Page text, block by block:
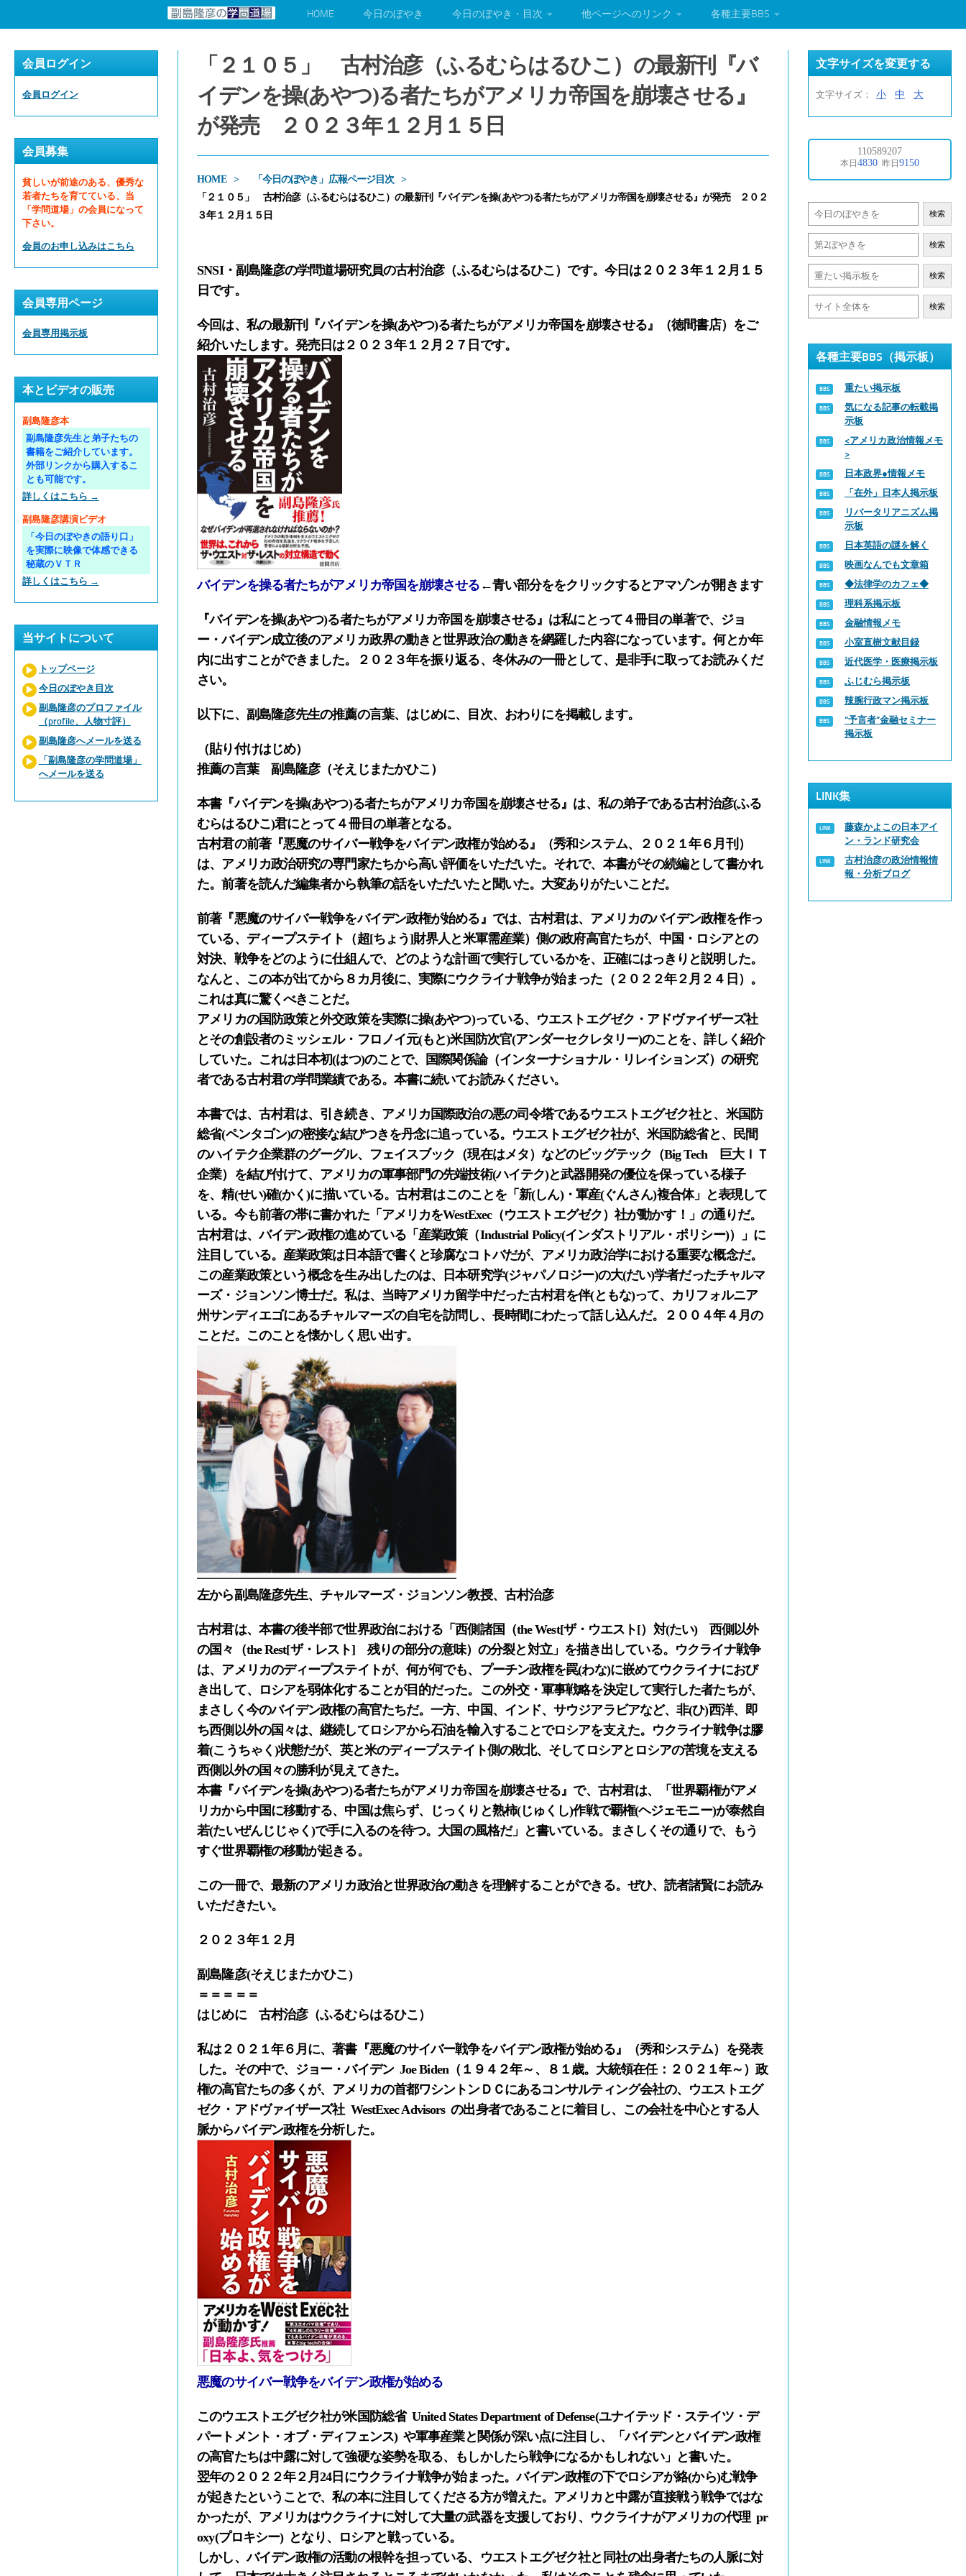
HOME 今日のぼやき 今日のぼやき・目次 他ページへのリンク 各種主要BBS
「２１０５」 古村治彦（ふるむらはるひこ）の最新刊『バ
イデンを操(あやつ)る者たちがアメリカ帝国を崩壊させる』
が発売 ２０２３年１２月１５日
HOME
「今日のぼやき」広報ページ目次
「２１０５」 古村治彦（ふるむらはるひこ）の最新刊『バイデンを操(あやつ)る者たちがアメリカ帝国を崩壊させる』が発売 ２０２
３年１２月１５日
SNSI・副島隆彦の学問道場研究員の古村治彦（ふるむらはるひこ）です。今日は２０２３年１２月１５
日です。
今回は、私の最新刊『バイデンを操(あやつ)る者たちがアメリカ帝国を崩壊させる』（徳間書店）をご
紹介いたします。発売日は２０２３年１２月２７日です。
バイデンを操る者たちがアメリカ帝国を崩壊させる ←青い部分ををクリックするとアマゾンが開きます
『バイデンを操(あやつ)る者たちがアメリカ帝国を崩壊させる』は私にとって４冊目の単著で、ジョ
ー・バイデン成立後のアメリカ政界の動きと世界政治の動きを網羅した内容になっています。何とか年
内に出すことができました。２０２３年を振り返る、冬休みの一冊として、是非手に取ってお読みくだ
さい。
以下に、副島隆彦先生の推薦の言葉、はじめに、目次、おわりにを掲載します。
（貼り付けはじめ）
推薦の言葉 副島隆彦（そえじまたかひこ）
本書『バイデンを操(あやつ)る者たちがアメリカ帝国を崩壊させる』は、私の弟子である古村治彦(ふる
むらはるひこ)君にとって４冊目の単著となる。
古村君の前著『悪魔のサイバー戦争をバイデン政権が始める』（秀和システム、２０２１年６月刊）
は、アメリカ政治研究の専門家たちから高い評価をいただいた。それで、本書がその続編として書かれ
た。前著を読んだ編集者から執筆の話をいただいたと聞いた。大変ありがたいことだ。
前著『悪魔のサイバー戦争をバイデン政権が始める』では、古村君は、アメリカのバイデン政権を作っ
ている、ディープステイト（超[ちょう]財界人と米軍需産業）側の政府高官たちが、中国・ロシアとの
対決、戦争をどのように仕組んで、どのような計画で実行しているかを、正確にはっきりと説明した。
なんと、この本が出てから８カ月後に、実際にウクライナ戦争が始まった（２０２２年２月２４日）。
これは真に驚くべきことだ。
アメリカの国防政策と外交政策を実際に操(あやつ)っている、ウエストエグゼク・アドヴァイザーズ社
とその創設者のミッシェル・フロノイ元(もと)米国防次官(アンダーセクレタリー)のことを、詳しく紹介
していた。これは日本初(はつ)のことで、国際関係論（インターナショナル・リレイションズ）の研究
者である古村君の学問業績である。本書に続いてお読みください。
本書では、古村君は、引き続き、アメリカ国際政治の悪の司令塔であるウエストエグゼク社と、米国防
総省(ペンタゴン)の密接な結びつきを丹念に追っている。ウエストエグゼク社が、米国防総省と、民間
のハイテク企業群のグーグル、フェイスブック（現在はメタ）などのビッグテック（Big Tech 巨大ＩＴ
企業）を結び付けて、アメリカの軍事部門の先端技術(ハイテク)と武器開発の優位を保っている様子
を、精(せい)確(かく)に描いている。古村君はこのことを「新(しん)・軍産(ぐんさん)複合体」と表現して
いる。今も前著の帯に書かれた「アメリカをWestExec（ウエストエグゼク）社が動かす！」の通りだ。
古村君は、バイデン政権の進めている「産業政策（Industrial Policy(インダストリアル・ポリシー)）」に
注目している。産業政策は日本語で書くと珍腐なコトバだが、アメリカ政治学における重要な概念だ。
この産業政策という概念を生み出したのは、日本研究学(ジャパノロジー)の大(だい)学者だったチャルマ
ーズ・ジョンソン博士だ。私は、当時アメリカ留学中だった古村君を伴(ともな)って、カリフォルニア
州サンディエゴにあるチャルマーズの自宅を訪問し、長時間にわたって話し込んだ。２００４年４月の
ことだ。このことを懐かしく思い出す。
左から副島隆彦先生、チャルマーズ・ジョンソン教授、古村治彦
古村君は、本書の後半部で世界政治における「西側諸国（the West[ザ・ウエスト[）対(たい) 西側以外
の国々（the Rest[ザ・レスト] 残りの部分の意味）の分裂と対立」を描き出している。ウクライナ戦争
は、アメリカのディープステイトが、何が何でも、プーチン政権を罠(わな)に嵌めてウクライナにおび
き出して、ロシアを弱体化することが目的だった。この外交・軍事戦略を決定して実行した者たちが、
まさしく今のバイデン政権の高官たちだ。一方、中国、インド、サウジアラビアなど、非(ひ)西洋、即
ち西側以外の国々は、継続してロシアから石油を輸入することでロシアを支えた。ウクライナ戦争は膠
着(こうちゃく)状態だが、英と米のディープステイト側の敗北、そしてロシアとロシアの苦境を支える
西側以外の国々の勝利が見えてきた。
本書『バイデンを操(あやつ)る者たちがアメリカ帝国を崩壊させる』で、古村君は、「世界覇権がアメ
リカから中国に移動する、中国は焦らず、じっくりと熟柿(じゅくし)作戦で覇権(ヘジェモニー)が泰然自
若(たいぜんじじゃく)で手に入るのを待つ。大国の風格だ」と書いている。まさしくその通りで、もう
すぐ世界覇権の移動が起きる。
この一冊で、最新のアメリカ政治と世界政治の動きを理解することができる。ぜひ、読者諸賢にお読み
いただきたい。
２０２３年１２月
副島隆彦(そえじまたかひこ)
＝＝＝＝＝
はじめに 古村治彦（ふるむらはるひこ）
私は２０２１年６月に、著書『悪魔のサイバー戦争をバイデン政権が始める』（秀和システム）を発表
した。その中で、ジョー・バイデン Joe Biden（１９４２年～、８１歳。大統領在任：２０２１年～）政
権の高官たちの多くが、アメリカの首都ワシントンＤＣにあるコンサルティング会社の、ウエストエグ
ゼク・アドヴァイザーズ社 WestExec Advisors の出身者であることに着目し、この会社を中心とする人
脈からバイデン政権を分析した。
悪魔のサイバー戦争をバイデン政権が始める
このウエストエグゼク社が米国防総省 United States Department of Defense(ユナイテッド・ステイツ・デ
パートメント・オブ・ディフェンス) や軍事産業と関係が深い点に注目し、「バイデンとバイデン政権
の高官たちは中露に対して強硬な姿勢を取る、もしかしたら戦争になるかもしれない」と書いた。
翌年の２０２２年２月24日にウクライナ戦争が始まった。バイデン政権の下でロシアが絡(から)む戦争
が起きたということで、私の本に注目してくださる方が増えた。アメリカと中露が直接戦う戦争ではな
かったが、アメリカはウクライナに対して大量の武器を支援しており、ウクライナがアメリカの代理 pr
oxy(プロキシー) となり、ロシアと戦っている。
しかし、バイデン政権の活動の根幹を担っている、ウエストエグゼク社と同社の出身者たちの人脈に対
会員ログイン
会員ログイン
会員募集
貧しいが前途のある、優秀な
若者たちを育てている、当
「学問道場」の会員になって
下さい。
会員のお申し込みはこちら
会員専用ページ
会員専用掲示板
本とビデオの販売
副島隆彦本
副島隆彦先生と弟子たちの
書籍をご紹介しています。
外部リンクから購入するこ
とも可能です。
詳しくはこちら →
副島隆彦講演ビデオ
「今日のぼやきの語り口」
を実際に映像で体感できる
秘蔵のＶＴＲ
詳しくはこちら →
当サイトについて
トップページ
今日のぼやき目次
副島隆彦のプロファイル
（profile、人物寸評）
副島隆彦へメールを送る
「副島隆彦の学問道場」
へメールを送る
文字サイズを変更する
文字サイズ： 小 中 大
検索
検索
検索
検索
各種主要BBS（掲示板）
重たい掲示板
気になる記事の転載掲
示板
<アメリカ政治情報メモ
>
日本政界●情報メモ
「在外」日本人掲示板
リバータリアニズム掲
示板
日本英語の謎を解く
映画なんでも文章箱
◆法律学のカフェ◆
理科系掲示板
金融情報メモ
小室直樹文献目録
近代医学・医療掲示板
ふじむら掲示板
辣腕行政マン掲示板
“予言者”金融セミナー
掲示板
LINK集
藤森かよこの日本アイ
ン・ランド研究会
古村治彦の政治情報情
報・分析ブログ